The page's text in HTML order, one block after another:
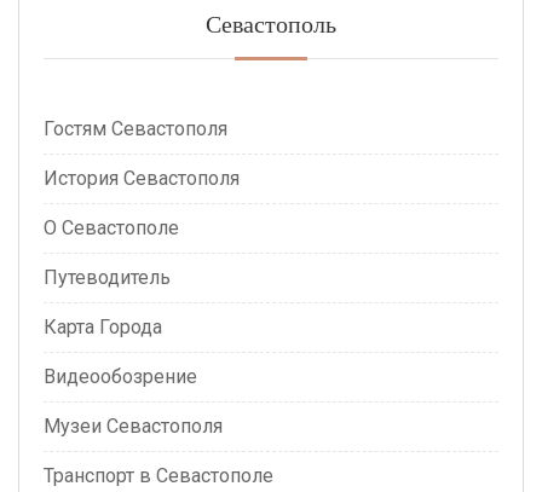
Севастополь
Гостям Севастополя
История Севастополя
О Севастополе
Путеводитель
Карта Города
Видеообозрение
Музеи Севастополя
Транспорт в Севастополе